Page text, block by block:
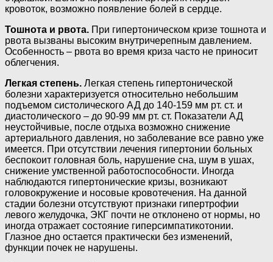
кровоток, возможно появление болей в сердце.
Тошнота и рвота. При гипертоническом кризе тошнота и
рвота вызваны высоким внутричерепным давлением.
Особенность – рвота во время криза часто не приносит
облегчения.
Легкая степень. Легкая степень гипертонической
болезни характеризуется относительно небольшим
подъемом систолического АД до 140-159 мм рт. ст. и
диастолического – до 90-99 мм рт. ст. Показатели АД
неустойчивые, после отдыха возможно снижение
артериального давления, но заболевание все равно уже
имеется. При отсутствии лечения гипертонии больных
беспокоит головная боль, нарушение сна, шум в ушах,
снижение умственной работоспособности. Иногда
наблюдаются гипертонические кризы, возникают
головокружение и носовые кровотечения. На данной
стадии болезни отсутствуют признаки гипертрофии
левого желудочка, ЭКГ почти не отклонено от нормы, но
иногда отражает состояние гиперсимпатикотонии.
Глазное дно остается практически без изменений,
функции почек не нарушены.